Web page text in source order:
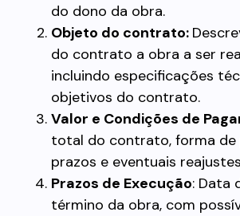
do dono da obra.
Objeto do contrato:
do contrato a obra a ser
incluindo especificações
objetivos do contrato.
Valor e Condições de
total do contrato, forma de
prazos e eventuais
Prazos de Execução: Data
término da obra, com